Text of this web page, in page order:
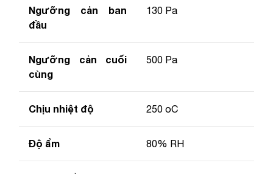
Ngưỡng cản ban
đầu
130 Pa
Ngưỡng cản cuối
cùng
500 Pa
Chịu nhiệt độ 250 oC
Độ ẩm 80% RH